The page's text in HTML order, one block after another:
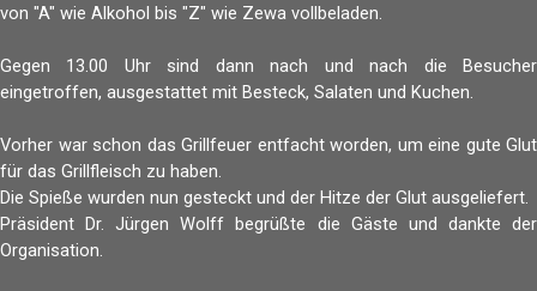
von "A" wie Alkohol bis "Z" wie Zewa vollbeladen.
Gegen 13.00 Uhr sind dann nach und nach die Besucher
eingetroffen, ausgestattet mit Besteck, Salaten und Kuchen.
Vorher war schon das Grillfeuer entfacht worden, um eine gute Glut
für das Grillfleisch zu haben.
Die Spieße wurden nun gesteckt und der Hitze der Glut ausgeliefert.
Präsident Dr. Jürgen Wolff begrüßte die Gäste und dankte der
Organisation.